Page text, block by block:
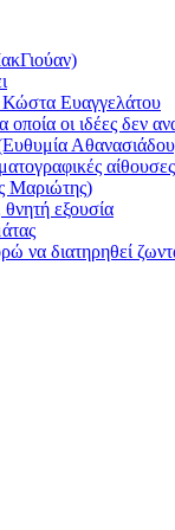
Κώστα Ευαγγελάτου
οι ιδέες δεν
(Ευθυμία
αίθουσες
Μαριώτης)
εξουσία
να διατηρηθεί